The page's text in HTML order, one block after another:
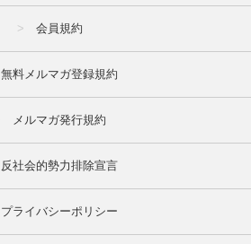
会員規約
無料メルマガ登録規約
メルマガ発行規約
反社会的勢力排除宣言
プライバシーポリシー